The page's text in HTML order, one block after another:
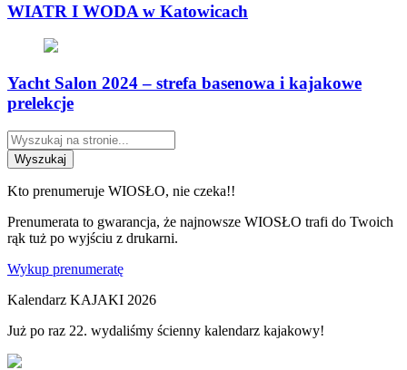
WIATR I WODA w Katowicach
Yacht Salon 2024 – strefa basenowa i kajakowe
prelekcje
Wyszukaj
Kto prenumeruje WIOSŁO, nie czeka!!
Prenumerata to gwarancja, że najnowsze WIOSŁO trafi do Twoich
rąk tuż po wyjściu z drukarni.
Wykup prenumeratę
Kalendarz KAJAKI 2026
Już po raz 22. wydaliśmy ścienny kalendarz kajakowy!